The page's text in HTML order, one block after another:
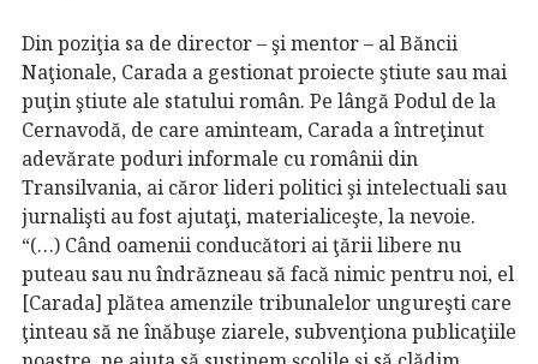
Din poziţia sa de director – şi mentor – al Băncii
Naţionale, Carada a gestionat proiecte ştiute sau mai
puţin ştiute ale statului român. Pe lângă Podul de la
Cernavodă, de care aminteam, Carada a întreţinut
adevărate poduri informale cu românii din
Transilvania, ai căror lideri politici şi intelectuali sau
jurnalişti au fost ajutaţi, materialiceşte, la nevoie.
“(…) Când oamenii conducători ai ţării libere nu
puteau sau nu îndrăzneau să facă nimic pentru noi, el
[Carada] plătea amenzile tribunalelor ungureşti care
ţinteau să ne înăbuşe ziarele, subvenţiona publicaţiile